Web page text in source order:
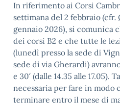
In riferimento ai Corsi
settimana del 2 febbraio (cfr.
gennaio 2026), si comunica
dei corsi B2 e che tutte le
(lunedì presso la sede di
sede di via Gherardi)
e 30′ (dalle 14.35 alle 17.05).
necessaria per fare in modo
terminare entro il mese di